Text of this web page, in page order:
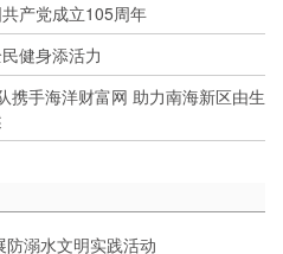
产党成立105周年
健身添活力
携手海洋财富网 助力南海新区由生
溺水文明实践活动